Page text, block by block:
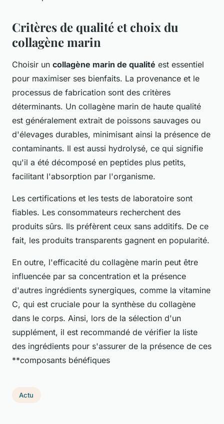
Critères de qualité et choix du
collagène marin
Choisir un collagène marin de qualité est essentiel
pour maximiser ses bienfaits. La provenance et le
processus de fabrication sont des critères
déterminants. Un collagène marin de haute qualité
est généralement extrait de poissons sauvages ou
d'élevages durables, minimisant ainsi la présence de
contaminants. Il est aussi hydrolysé, ce qui signifie
qu'il a été décomposé en peptides plus petits,
facilitant l'absorption par l'organisme.
Les certifications et les tests de laboratoire sont
fiables. Les consommateurs recherchent des
produits sûrs. Ils préfèrent ceux sans additifs. De ce
fait, les produits transparents gagnent en popularité.
En outre, l'efficacité du collagène marin peut être
influencée par sa concentration et la présence
d'autres ingrédients synergiques, comme la vitamine
C, qui est cruciale pour la synthèse du collagène
dans le corps. Ainsi, lors de la sélection d'un
supplément, il est recommandé de vérifier la liste
des ingrédients pour s'assurer de la présence de ces
**composants bénéfiques
Actu